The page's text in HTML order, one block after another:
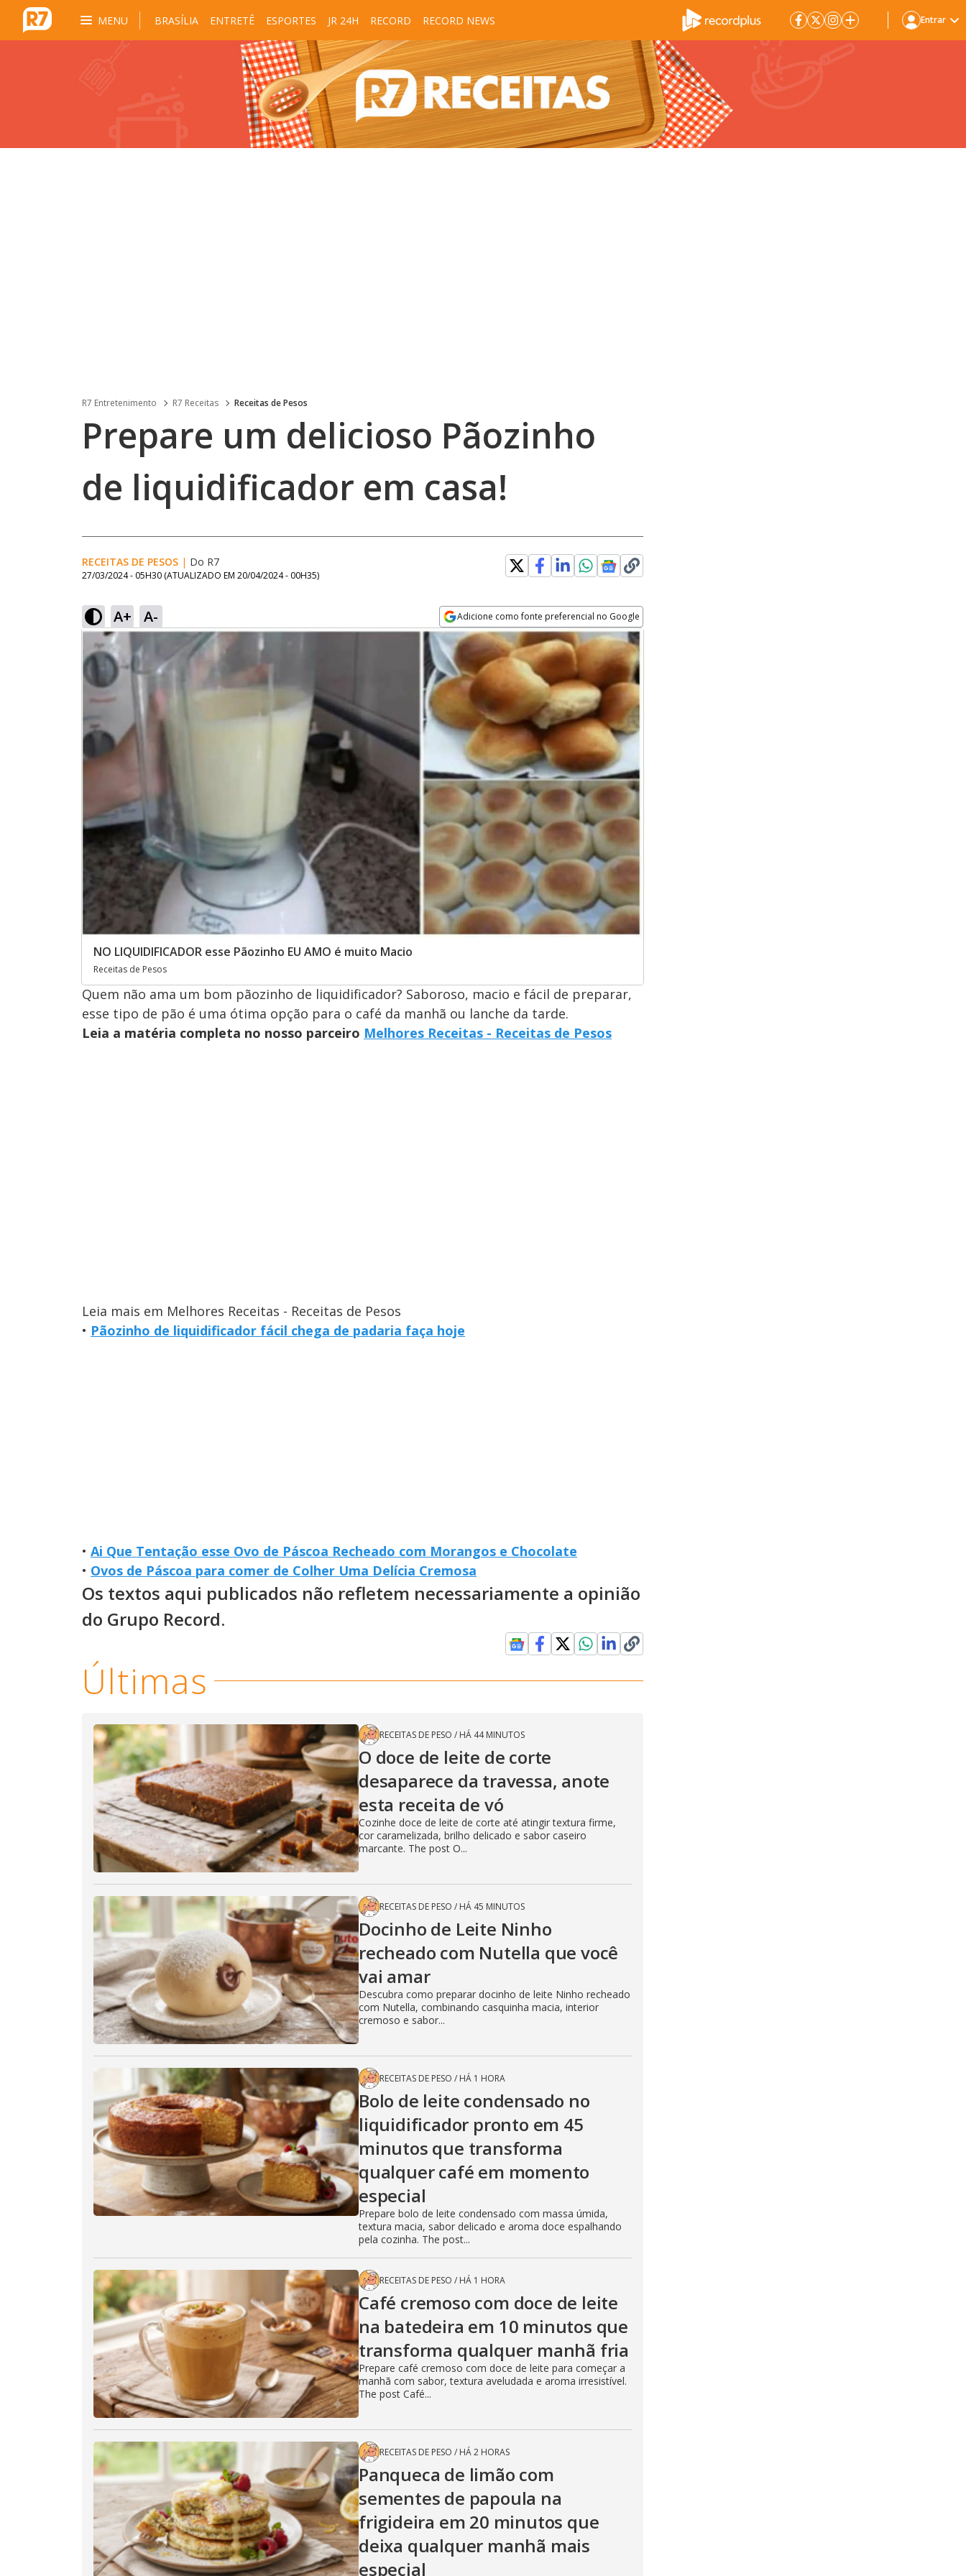
MENU BRASÍLIA ENTRETÊ ESPORTES JR 24H RECORD RECORD NEWS Entrar
R7 Entretenimento R7 Receitas Receitas de Pesos
Prepare um delicioso Pãozinho
de liquidificador em casa!
RECEITAS DE PESOS | Do R7
27/03/2024 - 05H30 (ATUALIZADO EM 20/04/2024 - 00H35)
A+ A- Adicione como fonte preferencial no Google
Opens in new window
NO LIQUIDIFICADOR esse Pãozinho EU AMO é muito Macio
Receitas de Pesos
Quem não ama um bom pãozinho de liquidificador? Saboroso, macio e fácil de preparar,
esse tipo de pão é uma ótima opção para o café da manhã ou lanche da tarde.
Leia a matéria completa no nosso parceiro Melhores Receitas - Receitas de Pesos
Leia mais em Melhores Receitas - Receitas de Pesos
• Pãozinho de liquidificador fácil chega de padaria faça hoje
• Ai Que Tentação esse Ovo de Páscoa Recheado com Morangos e Chocolate
• Ovos de Páscoa para comer de Colher Uma Delícia Cremosa
Os textos aqui publicados não refletem necessariamente a opinião
do Grupo Record.
Últimas
RECEITAS DE PESO / HÁ 44 MINUTOS
O doce de leite de corte
desaparece da travessa, anote
esta receita de vó
Cozinhe doce de leite de corte até atingir textura firme,
cor caramelizada, brilho delicado e sabor caseiro
marcante. The post O...
RECEITAS DE PESO / HÁ 45 MINUTOS
Docinho de Leite Ninho
recheado com Nutella que você
vai amar
Descubra como preparar docinho de leite Ninho recheado
com Nutella, combinando casquinha macia, interior
cremoso e sabor...
RECEITAS DE PESO / HÁ 1 HORA
Bolo de leite condensado no
liquidificador pronto em 45
minutos que transforma
qualquer café em momento
especial
Prepare bolo de leite condensado com massa úmida,
textura macia, sabor delicado e aroma doce espalhando
pela cozinha. The post...
RECEITAS DE PESO / HÁ 1 HORA
Café cremoso com doce de leite
na batedeira em 10 minutos que
transforma qualquer manhã fria
Prepare café cremoso com doce de leite para começar a
manhã com sabor, textura aveludada e aroma irresistível.
The post Café...
RECEITAS DE PESO / HÁ 2 HORAS
Panqueca de limão com
sementes de papoula na
frigideira em 20 minutos que
deixa qualquer manhã mais
especial